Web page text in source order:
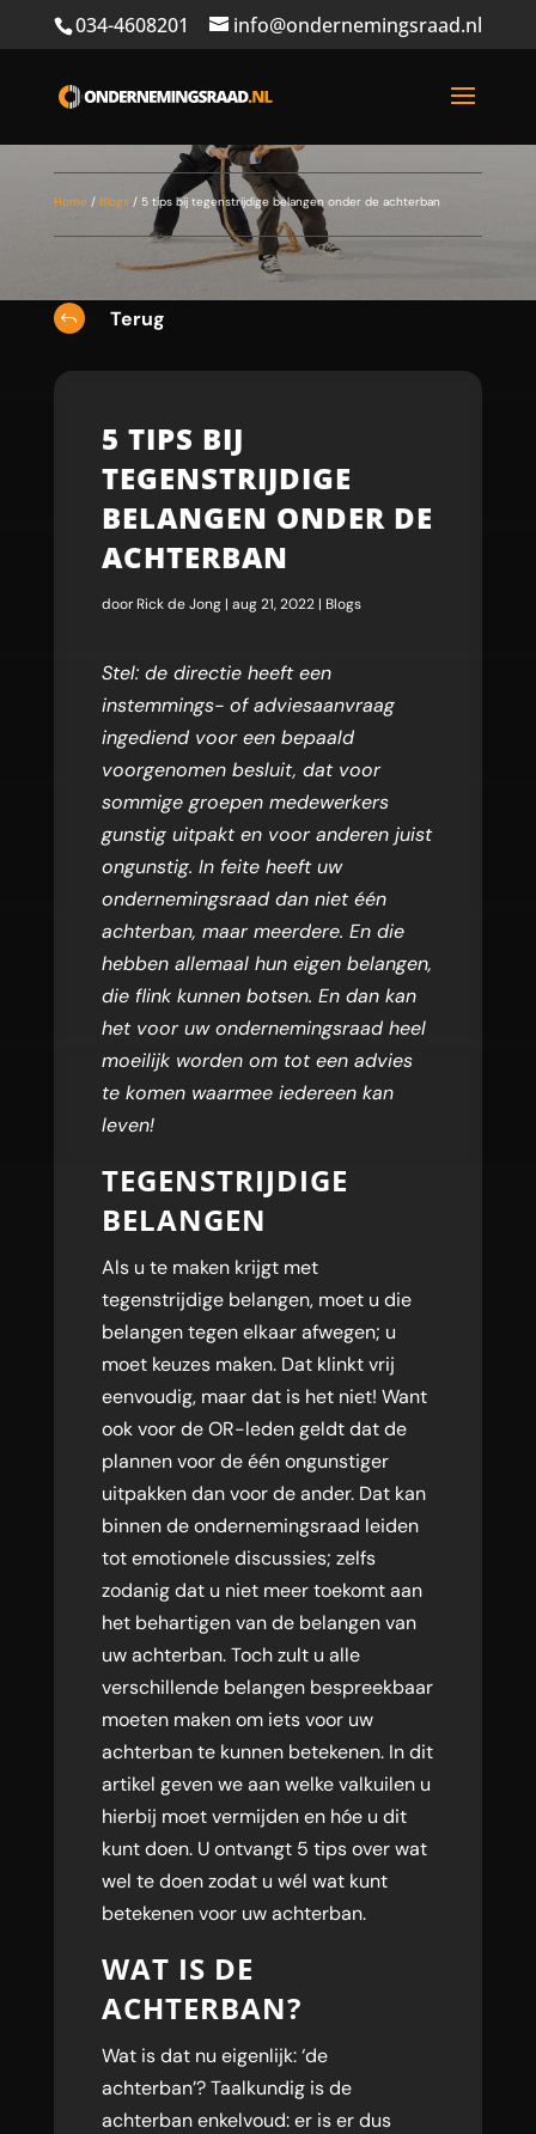
034-4608201 info@ondernemingsraad.nl
Home / Blogs/ 5 tips bij tegenstrijdige belangen onder de achterban
J Terug
5 TIPS BIJ
TEGENSTRIJDIGE
BELANGEN ONDER DE
ACHTERBAN
doorRick de Jong| aug 21, 2022| Blogs
Stel: de directie heeft een
instemmings- of adviesaanvraag
ingediend voor een bepaald
voorgenomen besluit, dat voor
sommige groepen medewerkers
gunstig uitpakt en voor anderen juist
ongunstig. In feite heeft uw
ondernemingsraad dan niet één
achterban, maar meerdere. En die
hebben allemaal hun eigen belangen,
die flink kunnen botsen. En dan kan
het voor uw ondernemingsraad heel
moeilijk worden om tot een advies
te komen waarmee iedereen kan
leven!
TEGENSTRIJDIGE
BELANGEN
Als u te maken krijgt met
tegenstrijdige belangen, moet u die
belangen tegen elkaar afwegen; u
moet keuzes maken. Dat klinkt vrij
eenvoudig, maar dat is het niet! Want
ook voor de OR-leden geldt dat de
plannen voor de één ongunstiger
uitpakken dan voor de ander. Dat kan
binnen de ondernemingsraad leiden
tot emotionele discussies; zelfs
zodanig dat u niet meer toekomt aan
het behartigen van de belangen van
uw achterban. Toch zult u alle
verschillende belangen bespreekbaar
moeten maken om iets voor uw
achterban te kunnen betekenen. In dit
artikel geven we aan welke valkuilen u
hierbij moet vermijden en hóe u dit
kunt doen. U ontvangt 5 tips over wat
wel te doen zodat u wél wat kunt
betekenen voor uw achterban.
WAT IS DE
ACHTERBAN?
Wat is dat nu eigenlijk: ‘de
achterban’? Taalkundig is de
achterban enkelvoud: er is er dus